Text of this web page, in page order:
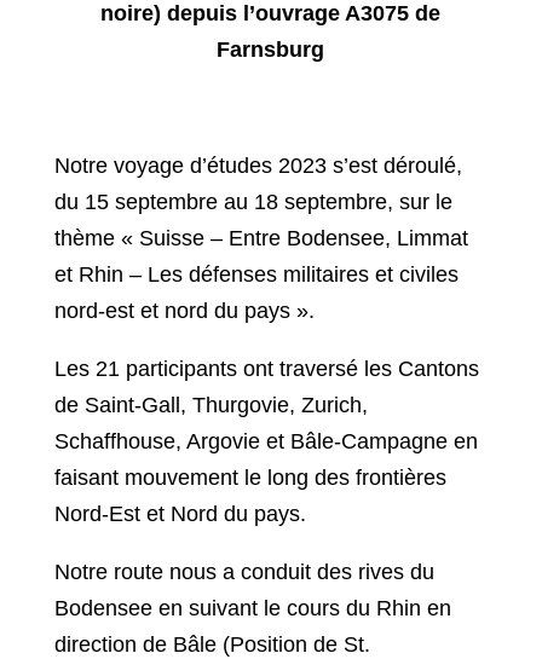
noire) depuis l’ouvrage A3075 de
Farnsburg
Notre voyage d’études 2023 s’est déroulé,
du 15 septembre au 18 septembre, sur le
thème « Suisse – Entre Bodensee, Limmat
et Rhin – Les défenses militaires et civiles
nord-est et nord du pays ».
Les 21 participants ont traversé les Cantons
de Saint-Gall, Thurgovie, Zurich,
Schaffhouse, Argovie et Bâle-Campagne en
faisant mouvement le long des frontières
Nord-Est et Nord du pays.
Notre route nous a conduit des rives du
Bodensee en suivant le cours du Rhin en
direction de Bâle (Position de St.